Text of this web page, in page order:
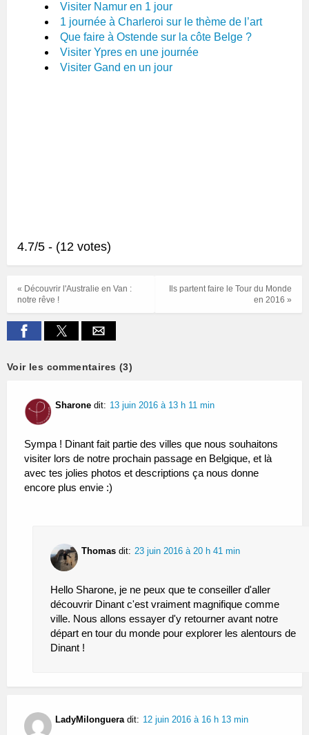
Visiter Namur en 1 jour
1 journée à Charleroi sur le thème de l’art
Que faire à Ostende sur la côte Belge ?
Visiter Ypres en une journée
Visiter Gand en un jour
4.7/5 - (12 votes)
Ils partent faire le Tour du Monde
en 2016 »
« Découvrir l'Australie en Van :
notre rêve !
Voir les commentaires (3)
Sharone dit: 13 juin 2016 à 13 h 11 min
Sympa ! Dinant fait partie des villes que nous souhaitons
visiter lors de notre prochain passage en Belgique, et là
avec tes jolies photos et descriptions ça nous donne
encore plus envie :)
Thomas dit: 23 juin 2016 à 20 h 41 min
Hello Sharone, je ne peux que te conseiller d'aller
découvrir Dinant c'est vraiment magnifique comme
ville. Nous allons essayer d'y retourner avant notre
départ en tour du monde pour explorer les alentours de
Dinant !
LadyMilonguera dit: 12 juin 2016 à 16 h 13 min